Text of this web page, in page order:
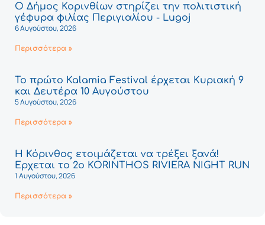
Ο Δήμος Κορινθίων στηρίζει την πολιτιστική
γέφυρα φιλίας Περιγιαλίου - Lugoj
6 Αυγούστου, 2026
Περισσότερα »
Το πρώτο Kalamia Festival έρχεται Κυριακή 9
και Δευτέρα 10 Αυγούστου
5 Αυγούστου, 2026
Περισσότερα »
Η Κόρινθος ετοιμάζεται να τρέξει ξανά!
Έρχεται το 2ο KORINTHOS RIVIERA NIGHT RUN
1 Αυγούστου, 2026
Περισσότερα »